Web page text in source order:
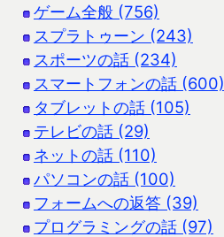
ゲーム全般 (756)
スプラトゥーン (243)
スポーツの話 (234)
スマートフォンの話 (600)
タブレットの話 (105)
テレビの話 (29)
ネットの話 (110)
パソコンの話 (100)
フォームへの返答 (39)
プログラミングの話 (97)